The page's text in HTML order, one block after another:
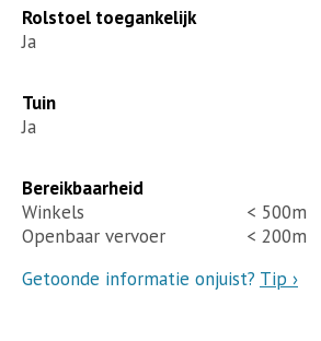
Rolstoel toegankelijk
Ja
Tuin
Ja
Bereikbaarheid
Winkels
< 500m
Openbaar vervoer
< 200m
Getoonde informatie onjuist? Tip ›